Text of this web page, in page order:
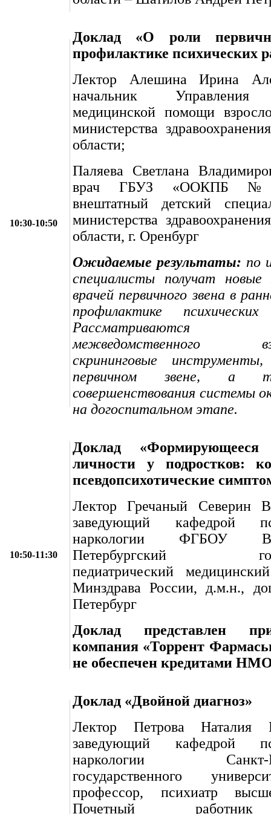
10:30-10:50
Доклад «О роли
профилактике психических
Лектор Алешина Ирина
начальник Управления
медицинской помощи
министерства
области;
Паляева Светлана
врач ГБУЗ «ООКПБ
внештатный детский
министерства
области, г. Оренбург
Ожидаемые результаты: по
специалисты получат новые
врачей первичного звена в
профилактике
межведомственного
скрининговые
первичном звене, а
совершенствования системы
на догоспитальном этапе.
10:50-11:30
Доклад «Формирующееся
личности у подростков:
псевдопсихотические
Лектор Гречаный Северин
заведующий кафедрой
наркологии ФГБОУ
Петербургский
педиатрический
Минздрава России, д.м.н.,
Петербург
Доклад представлен
компания «Торрент
не обеспечен кредитами
Доклад «Двойной диагноз»
Лектор Петрова Наталия
заведующий кафедрой
наркологии Санкт-
государственного
профессор, психиатр
Почетный